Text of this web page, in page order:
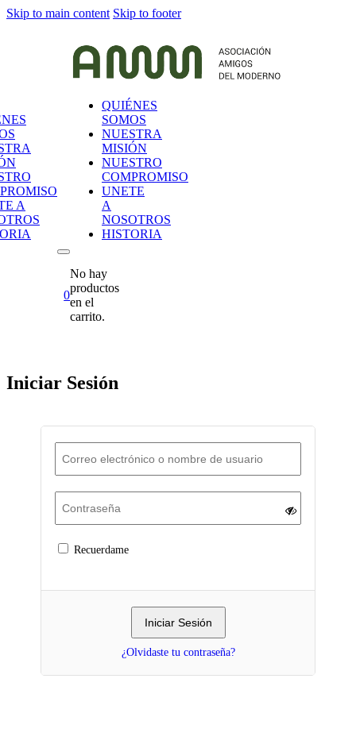
Skip to main content Skip to footer
A
QUIÉNES
SOMOS
NUESTRA
MISIÓN
NUESTRO
COMPROMISO
UNETE
A
NOSOTROS
HISTORIA
0
No hay
productos
en el
carrito.
Iniciar Sesión
Recuerdame
¿Olvidaste tu contraseña?